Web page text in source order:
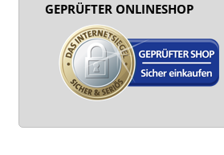
GEPRÜFTER ONLINESHOP